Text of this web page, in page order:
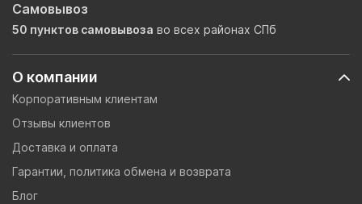
О компании
Корпоративным клиентам
Отзывы клиентов
Доставка и оплата
Гарантии, политика обмена и возврата
Блог
Самовывоз
50 пунктов самовывоза во всех районах СПб